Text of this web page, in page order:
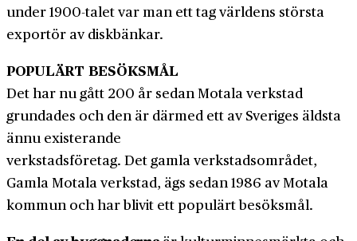
under 1900-talet var man ett tag världens största
exportör av diskbänkar.
POPULÄRT BESÖKSMÅL
Det har nu gått 200 år sedan Motala verkstad
grundades och den är därmed ett av Sveriges äldsta
ännu existerande
verkstads­företag. Det gamla verkstads­området,
Gamla Motala verkstad, ägs sedan 1986 av Motala
kommun och har blivit ett populärt besöks­mål.